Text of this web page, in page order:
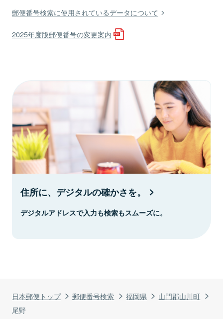
日本郵便トップ 郵便番号検索 福岡県
山門郡山川町
尾野
郵便番号検索に使用されているデータについて
2025年度版郵便番号の変更案内
住所に、デジタルの確かさを。
デジタルアドレスで入力も検索もスムーズに。